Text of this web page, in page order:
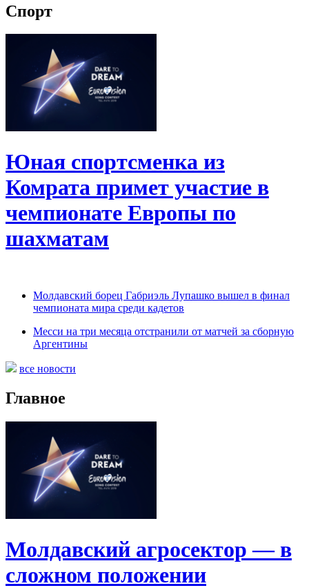
Спорт
Юная спортсменка из
Комрата примет участие в
чемпионате Европы по
шахматам
Молдавский борец Габриэль Лупашко вышел в финал
чемпионата мира среди кадетов
Месси на три месяца отстранили от матчей за сборную
Аргентины
все новости
Главное
Молдавский агросектор — в
сложном положении